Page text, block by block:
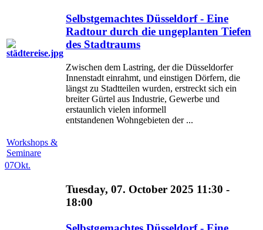
Selbstgemachtes Düsseldorf - Eine
Radtour durch die ungeplanten Tiefen
des Stadtraums
Zwischen dem Lastring, der die Düsseldorfer
Innenstadt einrahmt, und einstigen Dörfern, die
längst zu Stadtteilen wurden, erstreckt sich ein
breiter Gürtel aus Industrie, Gewerbe und
erstaunlich vielen informell
entstandenen Wohngebieten der ...
Workshops &
Seminare
07Okt.
Tuesday, 07. October 2025 11:30 -
18:00